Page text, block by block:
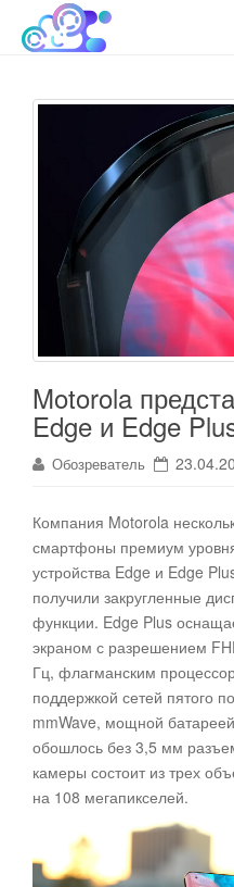
Облако технологий
cloudteh.ru
Motorola
Edge и Edge
Обозреватель
Компания Motorola
смартфоны премиум
устройства Edge и Edge
получили закругленные
функции. Edge Plus
экраном с разрешением
Гц, флагманским
поддержкой сетей пятого
mmWave, мощной
обошлось без 3,5 мм
камеры состоит из трех
на 108 мегапикселей.